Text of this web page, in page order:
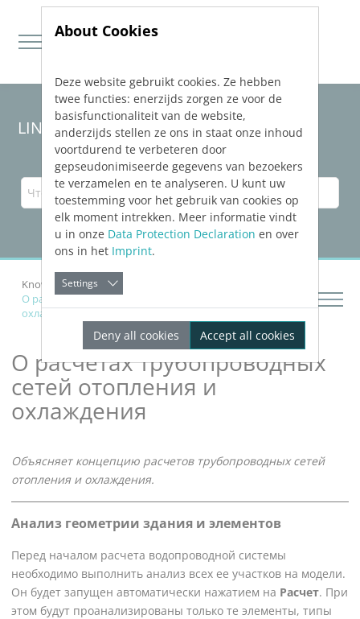
Jump directly to main navigation
Jump directly to content
LINEAR Solutions 23 для Revit
Knowledge Base Revit
О расчетах трубопроводных сетей отопления и
охлаждения
О расчетах трубопроводных
сетей отопления и
охлаждения
Объясняет концепцию расчетов трубопроводных сетей
отопления и охлаждения.
Анализ геометрии здания и элементов
Перед началом расчета водопроводной системы
необходимо выполнить анализ всех ее участков на модели.
Он будет запущен автоматически нажатием на Расчет. При
этом будут проанализированы только те элементы, типы
About Cookies
Deze website gebruikt cookies. Ze hebben
twee functies: enerzijds zorgen ze voor de
basisfunctionaliteit van de website,
anderzijds stellen ze ons in staat onze inhoud
voortdurend te verbeteren door
gepseudonimiseerde gegevens van bezoekers
te verzamelen en te analyseren. U kunt uw
toestemming voor het gebruik van cookies op
elk moment intrekken. Meer informatie vindt
u in onze Data Protection Declaration en over
ons in het Imprint.
Settings
Deny all cookies Accept all cookies